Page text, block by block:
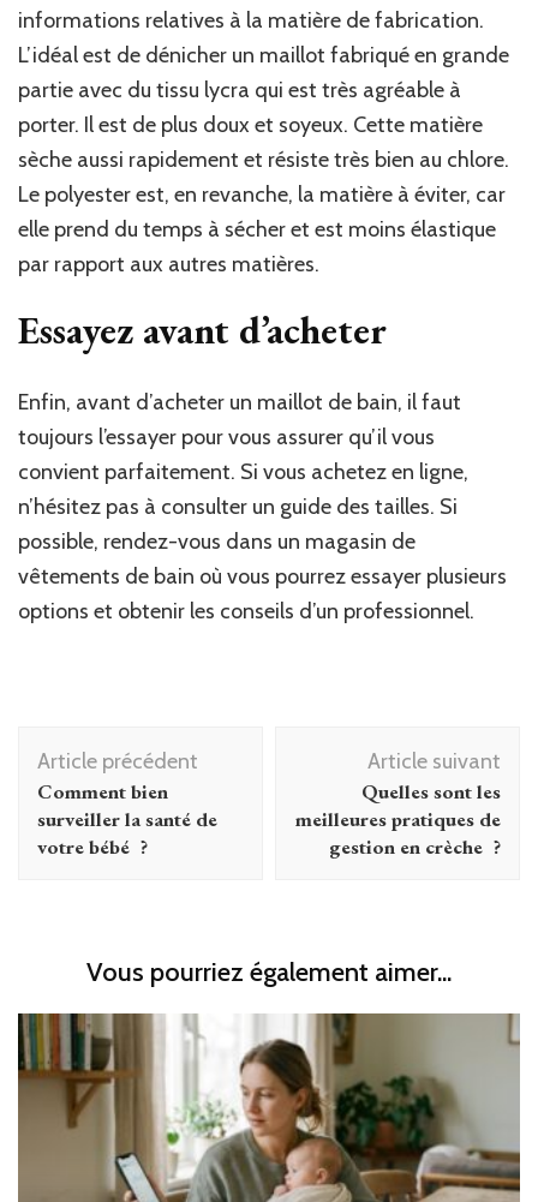
informations relatives à la matière de fabrication.
L’idéal est de dénicher un maillot fabriqué en grande
partie avec du tissu lycra qui est très agréable à
porter. Il est de plus doux et soyeux. Cette matière
sèche aussi rapidement et résiste très bien au chlore.
Le polyester est, en revanche, la matière à éviter, car
elle prend du temps à sécher et est moins élastique
par rapport aux autres matières.
Essayez avant d’acheter
Enfin, avant d’acheter un maillot de bain, il faut
toujours l’essayer pour vous assurer qu’il vous
convient parfaitement. Si vous achetez en ligne,
n’hésitez pas à consulter un guide des tailles. Si
possible, rendez-vous dans un magasin de
vêtements de bain où vous pourrez essayer plusieurs
options et obtenir les conseils d’un professionnel.
Navigation
d'article
Article précédent
Comment bien
surveiller la santé de
votre bébé ?
Article suivant
Quelles sont les
meilleures pratiques de
gestion en crèche ?
Vous pourriez également aimer...